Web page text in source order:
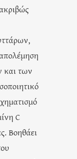
και των
C
Βοηθάει